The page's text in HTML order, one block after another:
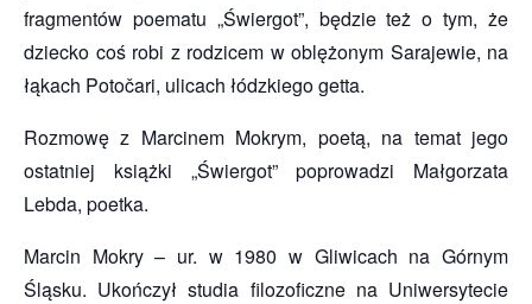
fragmentów poematu „Świergot”, będzie też o tym, że
dziecko coś robi z rodzicem w oblężonym Sarajewie, na
łąkach Potočari, ulicach łódzkiego getta.
Rozmowę z Marcinem Mokrym, poetą, na temat jego
ostatniej książki „Świergot” poprowadzi Małgorzata
Lebda, poetka.
Marcin Mokry – ur. w 1980 w Gliwicach na Górnym
Śląsku. Ukończył studia filozoficzne na Uniwersytecie